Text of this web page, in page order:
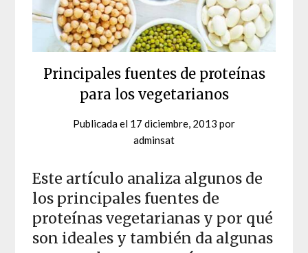
Principales fuentes de proteínas
para los vegetarianos
Publicada el 17 diciembre, 2013 por
adminsat
Este artículo analiza algunos de
los principales fuentes de
proteínas vegetarianas y por qué
son ideales y también da algunas